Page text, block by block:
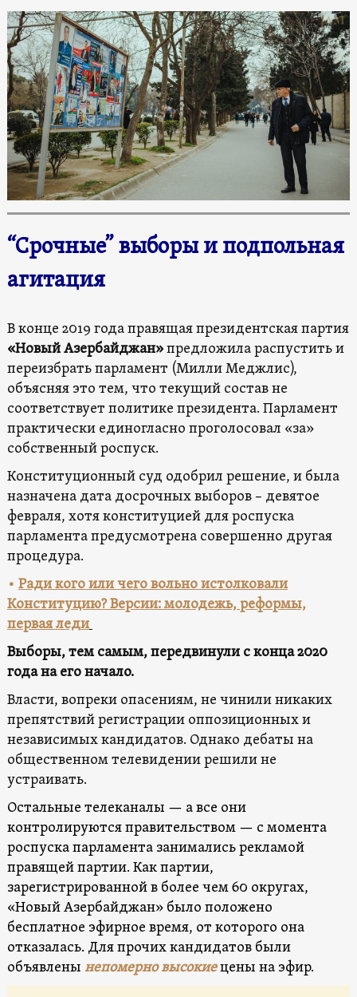
“Срочные” выборы и подпольная
агитация
В конце 2019 года правящая президентская партия
«Новый Азербайджан»предложила распустить и
переизбрать парламент (Милли Меджлис),
объясняя это тем, что текущий состав не
соответствует политике президента. Парламент
практически единогласно проголосовал «за»
собственный роспуск.
Конституционный суд одобрил решение, и была
назначена дата досрочных выборов – девятое
февраля, хотя конституцией для роспуска
парламента предусмотрена совершенно другая
процедура.
• Ради кого или чего вольно истолковали
Конституцию? Версии: молодежь, реформы,
первая леди
Выборы, тем самым, передвинули с конца 2020
года на его начало.
Власти, вопреки опасениям, не чинили никаких
препятствий регистрации оппозиционных и
независимых кандидатов. Однако дебаты на
общественном телевидении решили не
устраивать.
Остальные телеканалы — а все они
контролируются правительством — с момента
роспуска парламента занимались рекламой
правящей партии. Как партии,
зарегистрированной в более чем 60 округах,
«Новый Азербайджан» было положено
бесплатное эфирное время, от которого она
отказалась. Для прочих кандидатов были
объявлены непомерно высокиецены на эфир.